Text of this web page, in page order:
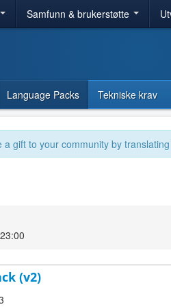
Samfunn & brukerstøtte
Language Packs Tekniske krav
gift to your community by
(v2)